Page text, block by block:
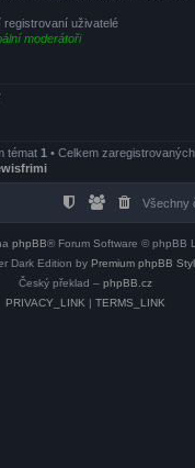
registrovaní uživatelé
moderátoři
témat 1 • Celkem
Všechny
phpBB® Forum Software © phpBB
Dark Edition by Premium phpBB
Český překlad – phpBB.cz
PRIVACY_LINK | TERMS_LINK